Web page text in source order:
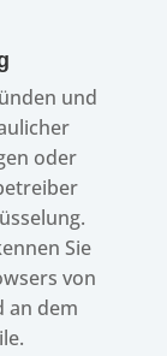
und
oder
Sie
von
an dem